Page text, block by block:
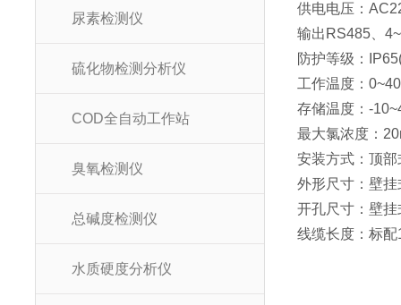
尿素检测仪
硫化物检测分析仪
COD全自动工作站
臭氧检测仪
总碱度检测仪
水质硬度分析仪
供电电压：
输出RS485、
防护等级：
工作温度：
存储温度：-
最大氯浓度：
安装方式：顶
外形尺寸：壁
开孔尺寸：壁
线缆长度：标